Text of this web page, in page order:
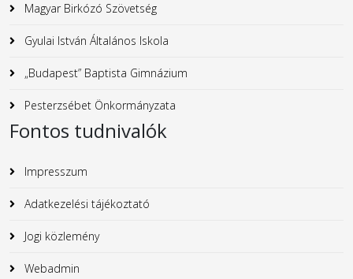
Magyar Birkózó Szövetség
Gyulai István Általános Iskola
„Budapest” Baptista Gimnázium
Pesterzsébet Önkormányzata
Fontos tudnivalók
Impresszum
Adatkezelési tájékoztató
Jogi közlemény
Webadmin